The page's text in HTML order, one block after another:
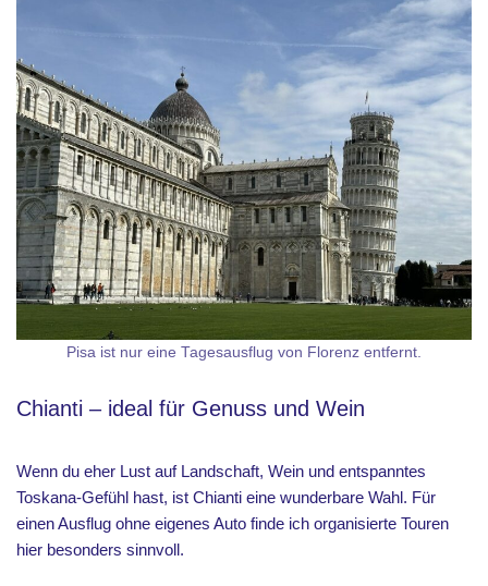
Pisa ist nur eine Tagesausflug von Florenz entfernt.
Chianti – ideal für Genuss und Wein
Wenn du eher Lust auf Landschaft, Wein und entspanntes
Toskana-Gefühl hast, ist Chianti eine wunderbare Wahl. Für
einen Ausflug ohne eigenes Auto finde ich organisierte Touren
hier besonders sinnvoll.